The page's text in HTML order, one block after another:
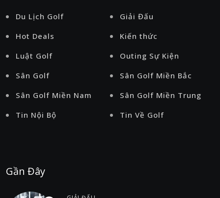
Du Lịch Golf
Giải Đấu
Hot Deals
Kiến thức
Luật Golf
Outing Sự Kiện
Sân Golf
Sân Golf Miền Bắc
Sân Golf Miền Nam
Sân Golf Miền Trung
Tin Nội Bộ
Tin Về Golf
Gần Đây